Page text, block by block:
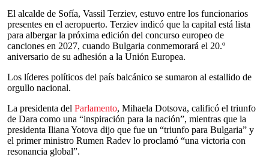
El alcalde de Sofía, Vassil Terziev, estuvo entre los funcionarios
presentes en el aeropuerto. Terziev indicó que la capital está lista
para albergar la próxima edición del concurso europeo de
canciones en 2027, cuando Bulgaria conmemorará el 20.º
aniversario de su adhesión a la Unión Europea.
Los líderes políticos del país balcánico se sumaron al estallido de
orgullo nacional.
La presidenta del Parlamento, Mihaela Dotsova, calificó el triunfo
de Dara como una “inspiración para la nación”, mientras que la
presidenta Iliana Yotova dijo que fue un “triunfo para Bulgaria” y
el primer ministro Rumen Radev lo proclamó “una victoria con
resonancia global”.